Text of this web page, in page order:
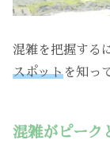
混雑を把握する
スポットを知っ
混雑がピーク